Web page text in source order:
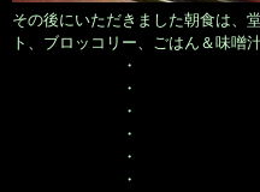
その後にいただきました朝食は、
ト、ブロッコリー、ごはん＆味噌
・
・
・
・
・
・